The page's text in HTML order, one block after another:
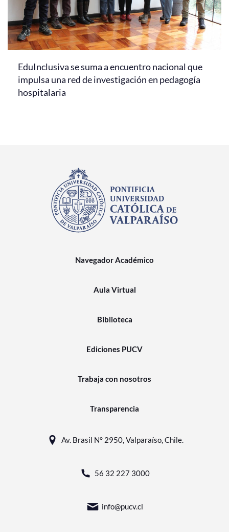
EduInclusiva se suma a encuentro nacional que
impulsa una red de investigación en pedagogía
hospitalaria
Navegador Académico
Aula Virtual
Biblioteca
Ediciones PUCV
Trabaja con nosotros
Transparencia
Av. Brasil N° 2950, Valparaíso, Chile.
56 32 227 3000
info@pucv.cl